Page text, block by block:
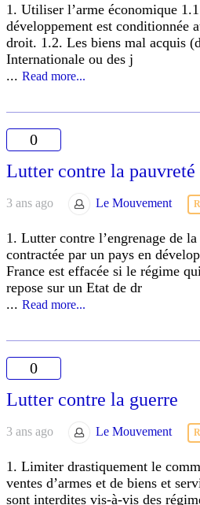
1. Utiliser l’arme économique
développement est conditionnée
droit. 1.2. Les biens mal acquis
Internationale ou des j
... Read more...
0
Lutter contre la pauvreté
3 ans ago Le Mouvement
1. Lutter contre l’engrenage de
contractée par un pays en
France est effacée si le régime
repose sur un Etat de dr
... Read more...
0
Lutter contre la guerre
3 ans ago Le Mouvement
1. Limiter drastiquement le
ventes d’armes et de biens et
sont interdites vis-à-vis des